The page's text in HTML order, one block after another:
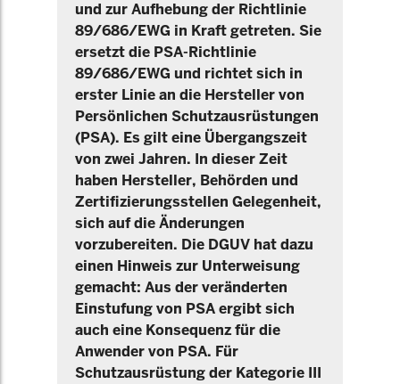
und zur Aufhebung der Richtlinie
89/686/EWG in Kraft getreten. Sie
ersetzt die PSA-Richtlinie
89/686/EWG und richtet sich in
erster Linie an die Hersteller von
Persönlichen Schutzausrüstungen
(PSA). Es gilt eine Übergangszeit
von zwei Jahren. In dieser Zeit
haben Hersteller, Behörden und
Zertifizierungsstellen Gelegenheit,
sich auf die Änderungen
vorzubereiten. Die DGUV hat dazu
einen Hinweis zur Unterweisung
gemacht: Aus der veränderten
Einstufung von PSA ergibt sich
auch eine Konsequenz für die
Anwender von PSA. Für
Schutzausrüstung der Kategorie III